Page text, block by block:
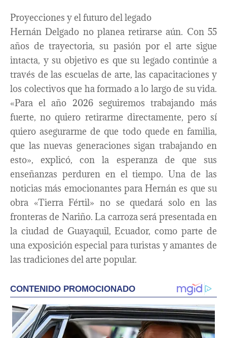
Proyecciones y el futuro del legado
Hernán Delgado no planea retirarse aún. Con 55
años de trayectoria, su pasión por el arte sigue
intacta, y su objetivo es que su legado continúe a
través de las escuelas de arte, las capacitaciones y
los colectivos que ha formado a lo largo de su vida.
«Para el año 2026 seguiremos trabajando más
fuerte, no quiero retirarme directamente, pero sí
quiero asegurarme de que todo quede en familia,
que las nuevas generaciones sigan trabajando en
esto», explicó, con la esperanza de que sus
enseñanzas perduren en el tiempo. Una de las
noticias más emocionantes para Hernán es que su
obra «Tierra Fértil» no se quedará solo en las
fronteras de Nariño. La carroza será presentada en
la ciudad de Guayaquil, Ecuador, como parte de
una exposición especial para turistas y amantes de
las tradiciones del arte popular.